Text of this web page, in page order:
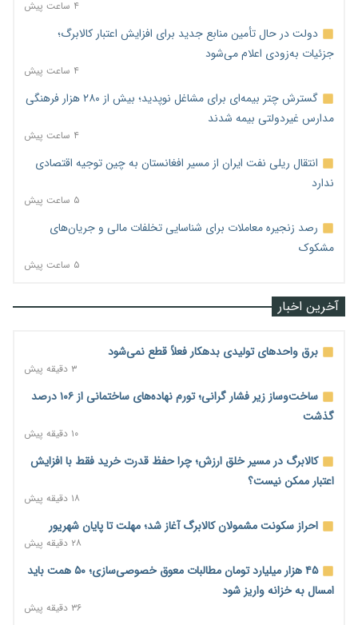
۴ ساعت پیش
دولت در حال تأمین منابع جدید برای افزایش اعتبار کالابرگ؛
جزئیات به‌زودی اعلام می‌شود
۴ ساعت پیش
گسترش چتر بیمه‌ای برای مشاغل نوپدید؛ بیش از ۲۸۰ هزار فرهنگی
مدارس غیردولتی بیمه شدند
۴ ساعت پیش
انتقال ریلی نفت ایران از مسیر افغانستان به چین توجیه اقتصادی
ندارد
۵ ساعت پیش
رصد زنجیره معاملات برای شناسایی تخلفات مالی و جریان‌های
مشکوک
۵ ساعت پیش
آخرین اخبار
برق واحدهای تولیدی بدهکار فعلاً قطع نمی‌شود
۳ دقیقه پیش
ساخت‌وساز زیر فشار گرانی؛ تورم نهاده‌های ساختمانی از ۱۰۶ درصد
گذشت
۱۰ دقیقه پیش
کالابرگ در مسیر خلق ارزش؛ چرا حفظ قدرت خرید فقط با افزایش
اعتبار ممکن نیست؟
۱۸ دقیقه پیش
احراز سکونت مشمولان کالابرگ آغاز شد؛ مهلت تا پایان شهریور
۲۸ دقیقه پیش
۴۵ هزار میلیارد تومان مطالبات معوق خصوصی‌سازی؛ ۵۰ همت باید
امسال به خزانه واریز شود
۳۶ دقیقه پیش